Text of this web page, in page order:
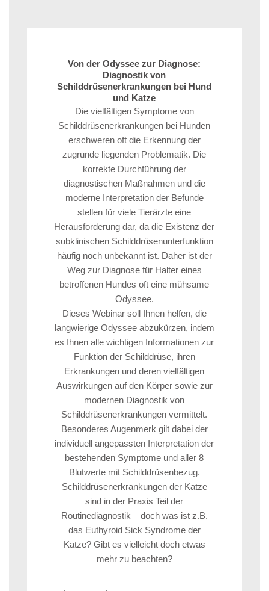
Von der Odyssee zur Diagnose:
Diagnostik von
Schilddrüsenerkrankungen bei Hund
und Katze
Die vielfältigen Symptome von
Schilddrüsenerkrankungen bei Hunden
erschweren oft die Erkennung der
zugrunde liegenden Problematik. Die
korrekte Durchführung der
diagnostischen Maßnahmen und die
moderne Interpretation der Befunde
stellen für viele Tierärzte eine
Herausforderung dar, da die Existenz der
subklinischen Schilddrüsenunterfunktion
häufig noch unbekannt ist. Daher ist der
Weg zur Diagnose für Halter eines
betroffenen Hundes oft eine mühsame
Odyssee.
Dieses Webinar soll Ihnen helfen, die
langwierige Odyssee abzukürzen, indem
es Ihnen alle wichtigen Informationen zur
Funktion der Schilddrüse, ihren
Erkrankungen und deren vielfältigen
Auswirkungen auf den Körper sowie zur
modernen Diagnostik von
Schilddrüsenerkrankungen vermittelt.
Besonderes Augenmerk gilt dabei der
individuell angepassten Interpretation der
bestehenden Symptome und aller 8
Blutwerte mit Schilddrüsenbezug.
Schilddrüsenerkrankungen der Katze
sind in der Praxis Teil der
Routinediagnostik – doch was ist z.B.
das Euthyroid Sick Syndrome der
Katze? Gibt es vielleicht doch etwas
mehr zu beachten?